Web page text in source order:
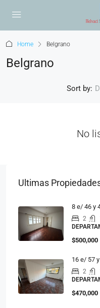
Home Belgrano
Belgrano
Sort by:
No
Ultimas
8 e/ 46 y
2
$500,000
16 e/ 57
2
$470,000